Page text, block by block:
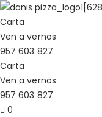
Carta
Ven a vernos
957 603 827
Carta
Ven a vernos
957 603 827
0